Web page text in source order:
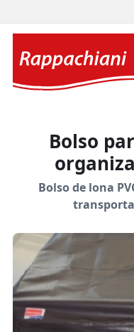
Bolso
Bolso de lona